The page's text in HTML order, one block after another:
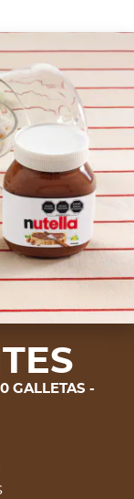
GALLETAS